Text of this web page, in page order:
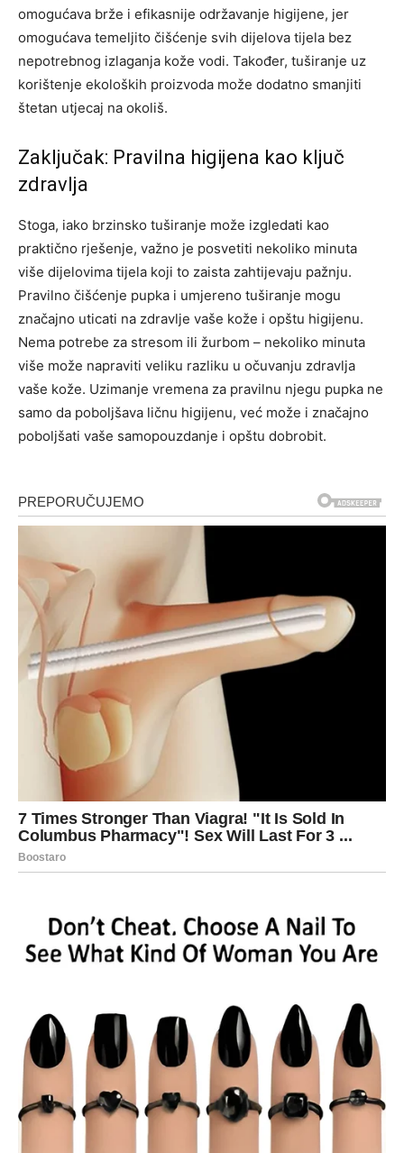
omogućava brže i efikasnije održavanje higijene, jer
omogućava temeljito čišćenje svih dijelova tijela bez
nepotrebnog izlaganja kože vodi. Također, tuširanje uz
korištenje ekoloških proizvoda može dodatno smanjiti
štetan utjecaj na okoliš.
Zaključak: Pravilna higijena kao ključ
zdravlja
Stoga, iako brzinsko tuširanje može izgledati kao
praktično rješenje, važno je posvetiti nekoliko minuta
više dijelovima tijela koji to zaista zahtijevaju pažnju.
Pravilno čišćenje pupka i umjereno tuširanje mogu
značajno uticati na zdravlje vaše kože i opštu higijenu.
Nema potrebe za stresom ili žurbom – nekoliko minuta
više može napraviti veliku razliku u očuvanju zdravlja
vaše kože. Uzimanje vremena za pravilnu njegu pupka ne
samo da poboljšava ličnu higijenu, već može i značajno
poboljšati vaše samopouzdanje i opštu dobrobit.